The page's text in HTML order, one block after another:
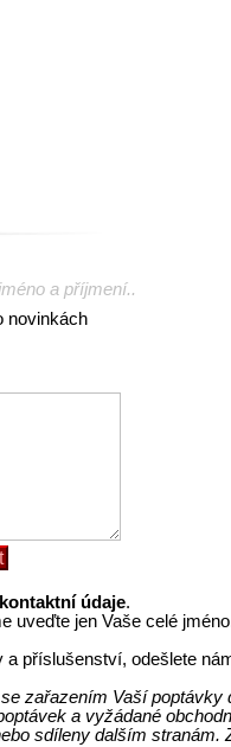
a příjmení..
novinkách
kontaktní údaje.
uveďte jen Vaše celé
a příslušenství, odešlete
zařazením Vaší poptávky
a vyžádané
sdíleny dalším stranám.